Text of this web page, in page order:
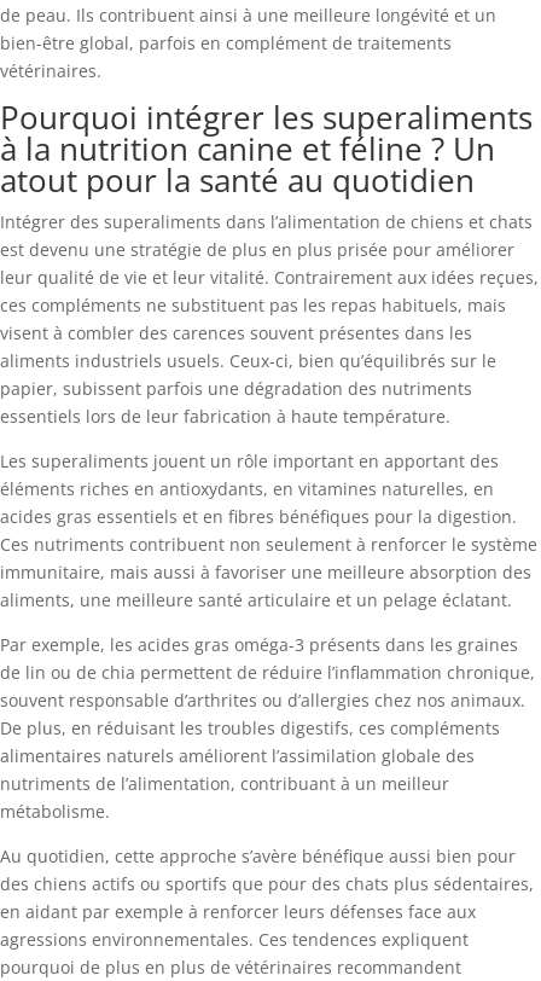
de peau. Ils contribuent ainsi à une meilleure longévité et un
bien-être global, parfois en complément de traitements
vétérinaires.
Pourquoi intégrer les superaliments
à la nutrition canine et féline ? Un
atout pour la santé au quotidien
Intégrer des superaliments dans l’alimentation de chiens et chats
est devenu une stratégie de plus en plus prisée pour améliorer
leur qualité de vie et leur vitalité. Contrairement aux idées reçues,
ces compléments ne substituent pas les repas habituels, mais
visent à combler des carences souvent présentes dans les
aliments industriels usuels. Ceux-ci, bien qu’équilibrés sur le
papier, subissent parfois une dégradation des nutriments
essentiels lors de leur fabrication à haute température.
Les superaliments jouent un rôle important en apportant des
éléments riches en antioxydants, en vitamines naturelles, en
acides gras essentiels et en fibres bénéfiques pour la digestion.
Ces nutriments contribuent non seulement à renforcer le système
immunitaire, mais aussi à favoriser une meilleure absorption des
aliments, une meilleure santé articulaire et un pelage éclatant.
Par exemple, les acides gras oméga-3 présents dans les graines
de lin ou de chia permettent de réduire l’inflammation chronique,
souvent responsable d’arthrites ou d’allergies chez nos animaux.
De plus, en réduisant les troubles digestifs, ces compléments
alimentaires naturels améliorent l’assimilation globale des
nutriments de l’alimentation, contribuant à un meilleur
métabolisme.
Au quotidien, cette approche s’avère bénéfique aussi bien pour
des chiens actifs ou sportifs que pour des chats plus sédentaires,
en aidant par exemple à renforcer leurs défenses face aux
agressions environnementales. Ces tendences expliquent
pourquoi de plus en plus de vétérinaires recommandent